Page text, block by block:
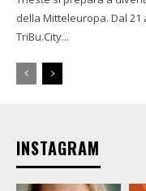
della Mitteleuropa. Dal
TriBu.City...
INSTAGRAM